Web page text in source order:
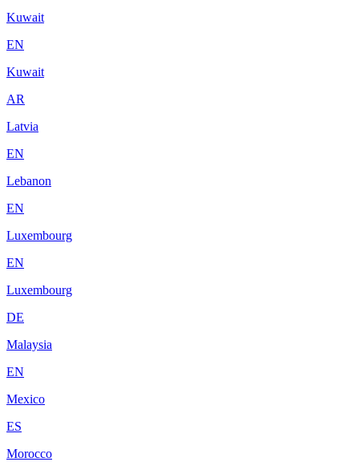
Kuwait
EN
Kuwait
AR
Latvia
EN
Lebanon
EN
Luxembourg
EN
Luxembourg
DE
Malaysia
EN
Mexico
ES
Morocco